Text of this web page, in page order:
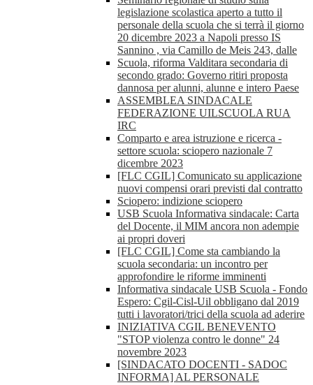
legislazione scolastica aperto a tutto il
personale della scuola che si terrà il giorno
20 dicembre 2023 a Napoli presso IS
Sannino , via Camillo de Meis 243, dalle
Scuola, riforma Valditara secondaria di
secondo grado: Governo ritiri proposta
dannosa per alunni, alunne e intero Paese
ASSEMBLEA SINDACALE
FEDERAZIONE UILSCUOLA RUA
IRC
Comparto e area istruzione e ricerca -
settore scuola: sciopero nazionale 7
dicembre 2023
[FLC CGIL] Comunicato su applicazione
nuovi compensi orari previsti dal contratto
Sciopero: indizione sciopero
USB Scuola Informativa sindacale: Carta
del Docente, il MIM ancora non adempie
ai propri doveri
[FLC CGIL] Come sta cambiando la
scuola secondaria: un incontro per
approfondire le riforme imminenti
Informativa sindacale USB Scuola - Fondo
Espero: Cgil-Cisl-Uil obbligano dal 2019
tutti i lavoratori/trici della scuola ad aderire
INIZIATIVA CGIL BENEVENTO
"STOP violenza contro le donne" 24
novembre 2023
[SINDACATO DOCENTI - SADOC
INFORMA] AL PERSONALE